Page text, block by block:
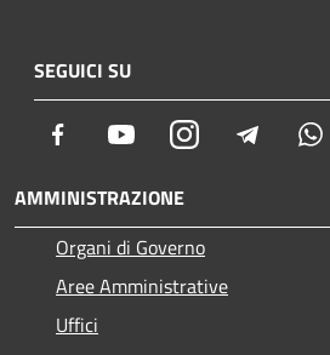
SEGUICI SU
Facebook YoutubeInstagram Telegram
AMMINISTRAZIONE
Organi di Governo
Aree Amministrative
Uffici